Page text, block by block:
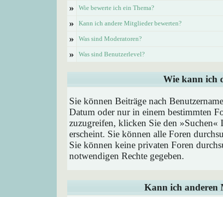
» Wie bewerte ich ein Thema?
» Kann ich andere Mitglieder bewerten?
» Was sind Moderatoren?
» Was sind Benutzerlevel?
Wie kann ich
Sie können Beiträge nach
Datum oder nur in einem bestimmten
zuzugreifen, klicken Sie den »Suchen«
erscheint. Sie können alle Foren
Sie können keine privaten Foren
notwendigen Rechte gegeben.
Kann ich anderen